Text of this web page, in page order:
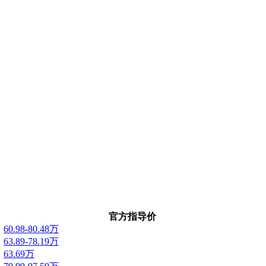
官方指导价
60.98-80.48万
63.89-78.19万
63.69万